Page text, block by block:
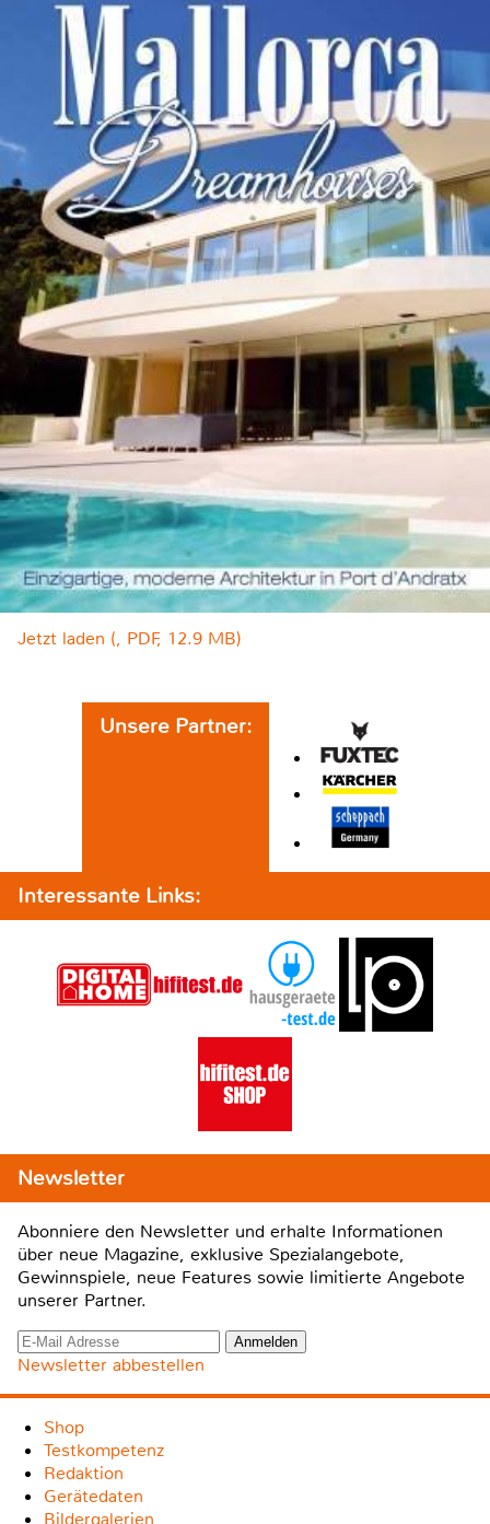
Jetzt laden (, PDF, 12.9 MB)
Unsere Partner:
Interessante Links:
Newsletter
Abonniere den Newsletter und erhalte Informationen
über neue Magazine, exklusive Spezialangebote,
Gewinnspiele, neue Features sowie limitierte Angebote
unserer Partner.
Newsletter abbestellen
Shop
Testkompetenz
Redaktion
Gerätedaten